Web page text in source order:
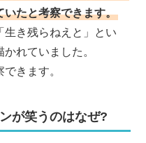
いたと考察できます。
生き残らねえと」とい
れていました。
きます。
が笑うのはなぜ?